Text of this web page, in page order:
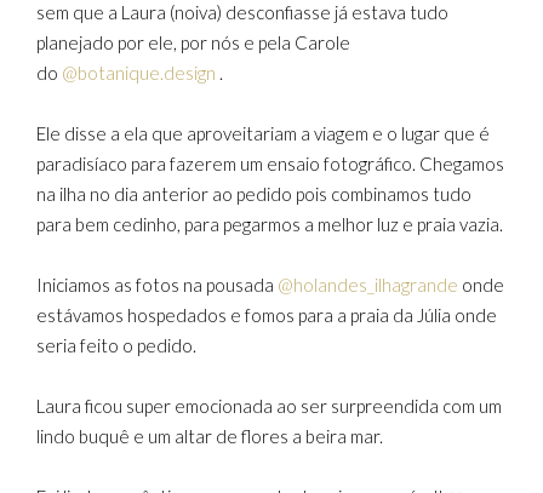
sem que a Laura (noiva) desconfiasse já estava tudo
planejado por ele, por nós e pela Carole
do @botanique.design .
Ele disse a ela que aproveitariam a viagem e o lugar que é
paradisíaco para fazerem um ensaio fotográfico. Chegamos
na ilha no dia anterior ao pedido pois combinamos tudo
para bem cedinho, para pegarmos a melhor luz e praia vazia.
Iniciamos as fotos na pousada @holandes_ilhagrande onde
estávamos hospedados e fomos para a praia da Júlia onde
seria feito o pedido.
Laura ficou super emocionada ao ser surpreendida com um
lindo buquê e um altar de flores a beira mar.